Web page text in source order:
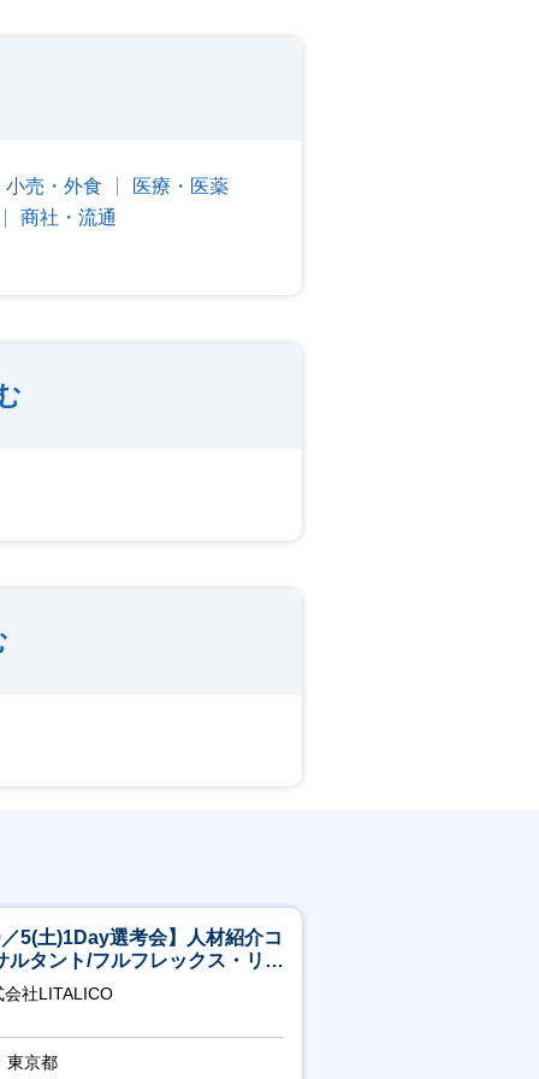
小売・外食
医療・医薬
商社・流通
5(土)1Day選考会】人材紹介コ
ルタント/フルフレックス・リモ
/育休最長6年取得可
会社LITALICO
東京都